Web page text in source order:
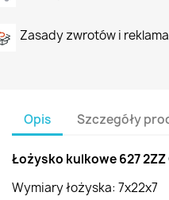
Zasady zwrotów i
Opis Szczegóły
Łożysko kulkowe 627 2ZZ
Wymiary łożyska: 7x22x7